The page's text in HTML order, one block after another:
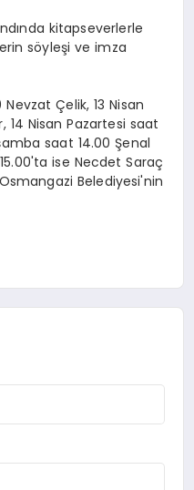
kitapseverlerle
söyleşi ve imza
Çelik, 13 Nisan
14 Nisan Pazartesi saat
saat 14.00 Şenal
ise Necdet Saraç
Belediyesi'nin